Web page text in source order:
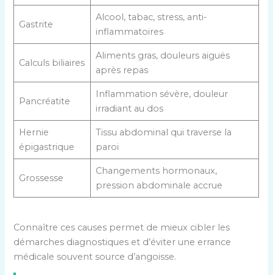
Gastrite
Alcool, tabac, stress, anti-
inflammatoires
Calculs biliaires
Aliments gras, douleurs aiguës
après repas
Pancréatite
Inflammation sévère, douleur
irradiant au dos
Hernie
épigastrique
Tissu abdominal qui traverse la
paroi
Grossesse
Changements hormonaux,
pression abdominale accrue
Connaître ces causes permet de mieux cibler les
démarches diagnostiques et d’éviter une errance
médicale souvent source d’angoisse.